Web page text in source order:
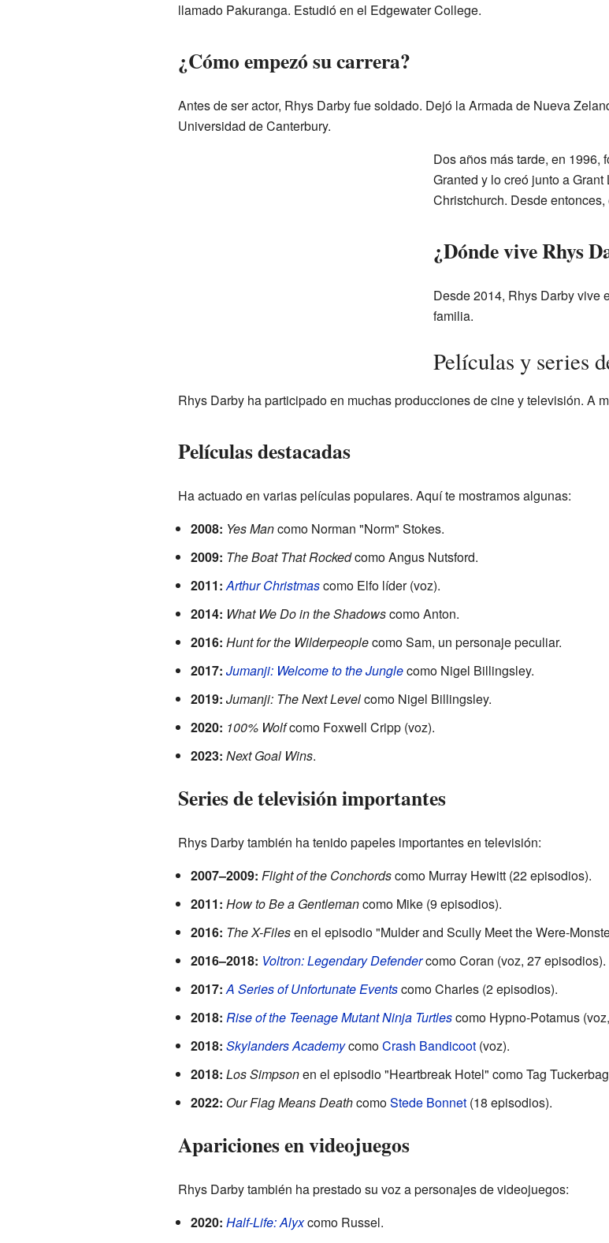
llamado Pakuranga. Estudió en el Edgewater College.
¿Cómo empezó su carrera?
Antes de ser actor, Rhys Darby fue soldado. Dejó la Armada de Nueva
Universidad de Canterbury.
Dos años más tarde, en 1996,
Granted y lo creó junto a
Christchurch. Desde
¿Dónde vive Rhys
Desde 2014, Rhys Darby vive
familia.
Películas y series
Rhys Darby ha participado en muchas producciones de cine y televisión. A
Películas destacadas
Ha actuado en varias películas populares. Aquí te mostramos algunas:
2008: Yes Mancomo Norman "Norm" Stokes.
2009: The Boat That Rockedcomo Angus Nutsford.
2011:Arthur Christmascomo Elfo líder (voz).
2014: What We Do in the Shadowscomo Anton.
2016: Hunt for the Wilderpeoplecomo Sam, un personaje peculiar.
2017: Jumanji: Welcome to the Junglecomo Nigel Billingsley.
2019: Jumanji: The Next Levelcomo Nigel Billingsley.
2020: 100% Wolfcomo Foxwell Cripp (voz).
2023: Next Goal Wins.
Series de televisión importantes
Rhys Darby también ha tenido papeles importantes en televisión:
2007–2009: Flight of the Conchordscomo Murray Hewitt (22 episodios).
2011: How to Be a Gentlemancomo Mike (9 episodios).
2016: The X-Filesen el episodio "Mulder and Scully Meet the Were-
2016–2018: Voltron: Legendary Defendercomo Coran (voz, 27 episodios).
2017:A Series of Unfortunate Eventscomo Charles (2 episodios).
2018: Rise of the Teenage Mutant Ninja Turtlescomo Hypno-Potamus
2018: Skylanders AcademycomoCrash Bandicoot(voz).
2018: Los Simpsonen el episodio "Heartbreak Hotel" como Tag
2022: Our Flag Means DeathcomoStede Bonnet(18 episodios).
Apariciones en videojuegos
Rhys Darby también ha prestado su voz a personajes de videojuegos:
2020: Half-Life: Alyxcomo Russel.